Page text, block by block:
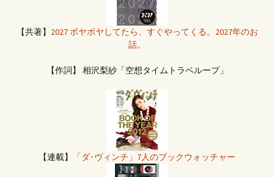
【共著】 2027 ボヤボヤしてたら、すぐやってくる。2027年のお
話。
【作詞】 相沢梨紗「空想タイムトラベループ」
【連載】 「ダ･ヴィンチ」7人のブックウォッチャー